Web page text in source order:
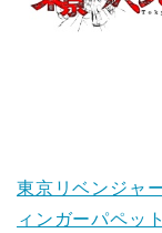
東京リベンジャ
ィンガーパペッ